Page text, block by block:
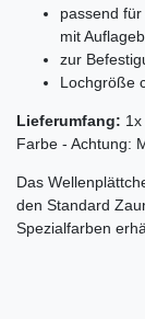
passend
mit
zur
Lochgröße
Lieferumfang:
Farbe - Achtung:
Das
den Standard
Spezialfarben